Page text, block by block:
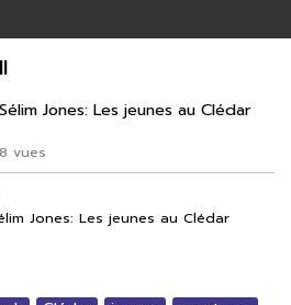
vues
Jones: Les jeunes au Clédar
Jones: Les jeunes au Clédar